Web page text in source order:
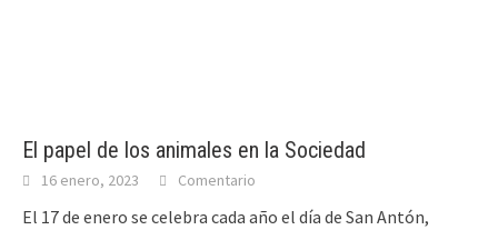
El papel de los animales en la Sociedad
16 enero, 2023 Comentario
El 17 de enero se celebra cada año el día de San Antón,